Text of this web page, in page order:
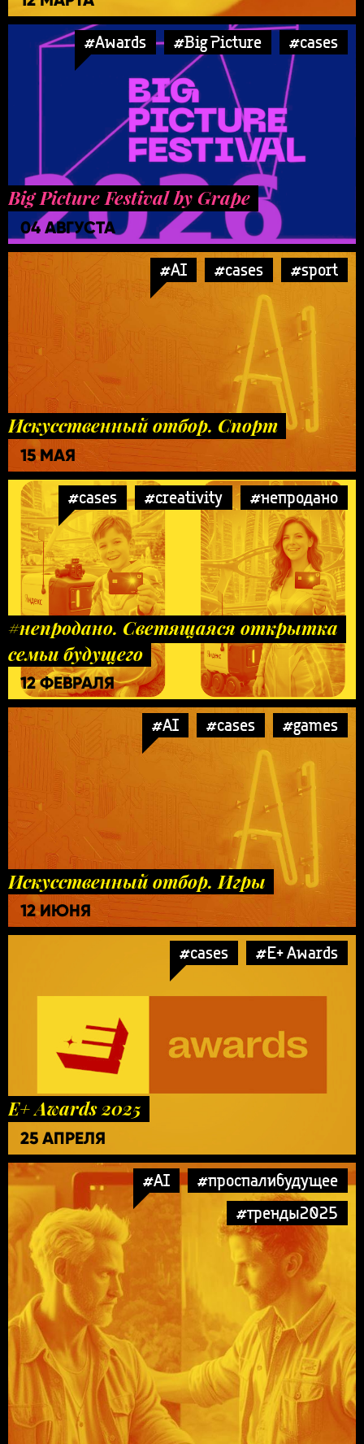
#Awards #Big Picture #cases
Big Picture Festival by Grape
04 АВГУСТА
#AI #cases #sport
Искусственный отбор. Спорт
15 МАЯ
#cases #creativity #непродано
#непродано. Светящаяся открытка
семьи будущего
12 ФЕВРАЛЯ
#AI #cases #games
Искусственный отбор. Игры
12 ИЮНЯ
#cases #E+ Awards
E+ Awards 2025
25 АПРЕЛЯ
#AI
#проспалибудущее
#тренды2025